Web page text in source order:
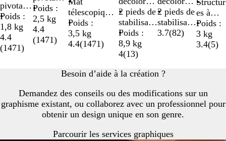
pivotant
s pour
plus de
stabilité
Poids :
1,8 kg
4.4
(1471)
réglable
avec
patins
antidérap
ants
Poids :
2,5 kg
4.4
(1471)
pour un
maximum de
stabilité
télescopique
réglable
Poids :
3,5 kg
4.4(1471)
on et
résistant
aux
intempérie
s
2 pieds de
stabilisati
on et
piquets
Poids :
8,9 kg
4(13)
on et
résistant
aux
2 pieds de
stabilisati
on et
3.7(82)
ment
remplaç
able
Structur
es à
raccord
ement
aimanté
Poids :
3 kg
3.4(5)
Besoin d’aide à la création ?
Demandez des conseils ou des modifications sur un
graphisme existant, ou collaborez avec un professionnel pour
obtenir un design unique en son genre.
Parcourir les services graphiques